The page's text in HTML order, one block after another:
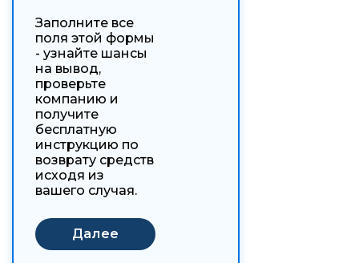
Заполните все
поля этой формы
- узнайте шансы
на вывод,
проверьте
компанию и
получите
бесплатную
инструкцию по
возврату средств
исходя из
вашего случая.